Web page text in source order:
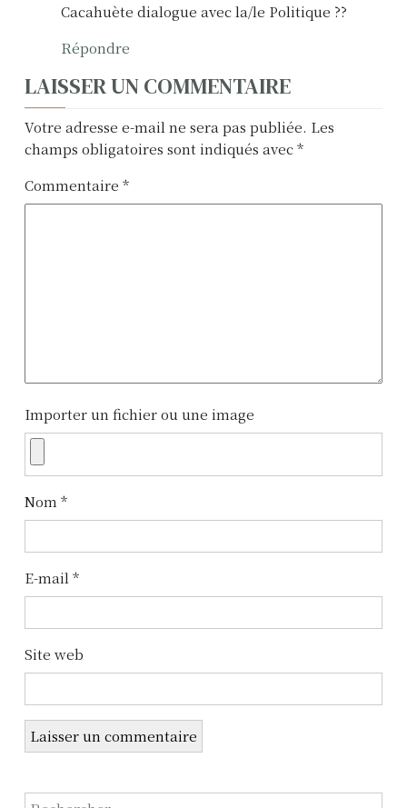
Cacahuète dialogue avec la/le Politique ??
Répondre
LAISSER UN COMMENTAIRE
Votre adresse e-mail ne sera pas publiée. Les
champs obligatoires sont indiqués avec*
Commentaire *
Importer un fichier ou une image
Nom *
E-mail *
Site web
R